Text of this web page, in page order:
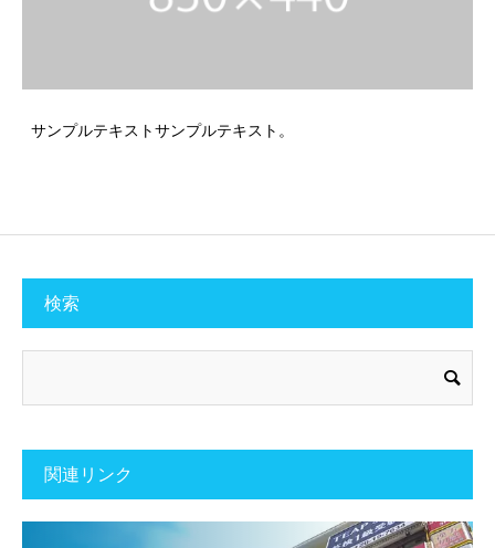
サンプルテキストサンプルテキスト。
検索
関連リンク